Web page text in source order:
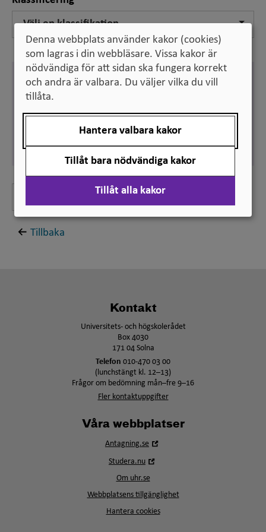
Välj en klassifikation
Svenska
forskningscentrum
research centre
Tillbaka
Kontakt
Universitets- och högskolerådet
Box 4030
171 04 Solna
Telefon 010-470 03 00
(lunchstängt kl. 12–13)
Frågor om bedömning mån–fre 9–16
Fler kontaktuppgifter
Våra webbplatser
Antagning.se
Studera.nu
fönster
Om uhr.se
Webbplatsens tillgänglighet
Hantera cookies
Denna webbplats använder kakor (cookies)
som lagras i din webbläsare. Vissa kakor är
nödvändiga för att sidan ska fungera korrekt
och andra är valbara. Du väljer vilka du vill
tillåta.
Hantera valbara kakor
Tillåt bara nödvändiga kakor
Tillåt alla kakor